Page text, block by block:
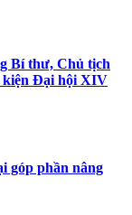
Bí thư, Chủ tịch
kiện Đại hội XIV
góp phần nâng